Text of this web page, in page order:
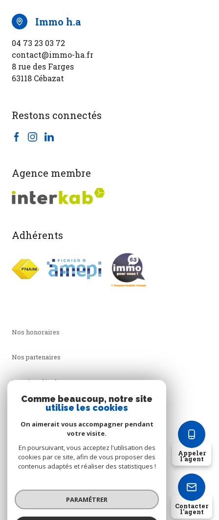
Appeler
l'agent
Contacter
l'agent
immo h.a
04 73 23 03 72
contact@immo-ha.fr
8 rue des Farges
63118 Cébazat
Restons connectés
Agence membre
Adhérents
Nos honoraires
Nos partenaires
Mentions légales
Cookies
© 2026 | Tous droits réservés
Comme beaucoup, notre site
utilise les cookies
On aimerait vous accompagner pendant
votre visite.
En poursuivant, vous acceptez l'utilisation des
cookies par ce site, afin de vous proposer des
contenus adaptés et réaliser des statistiques !
PARAMÉTRER